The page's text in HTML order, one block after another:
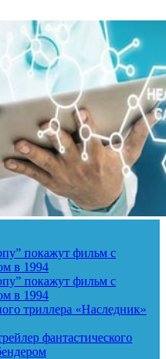
покажут фильм с
в 1994
покажут фильм с
в 1994
триллера «Наследник»
фантастического